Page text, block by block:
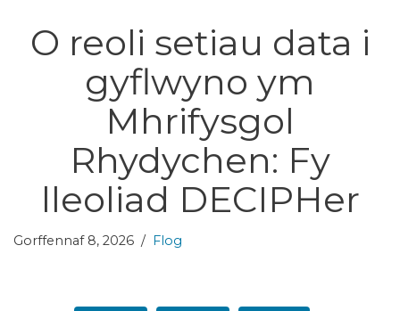
O reoli setiau data i
gyflwyno ym
Mhrifysgol
Rhydychen: Fy
lleoliad DECIPHer
Gorffennaf 8, 2026 Flog